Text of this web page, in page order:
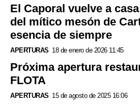
El Caporal vuelve a
del mítico mesón de
esencia de siempre
APERTURAS 18 de enero de 2026 11:45
Próxima apertura
FLOTA
APERTURAS 15 de agosto de 2025 16:06